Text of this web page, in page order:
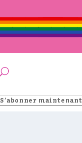
S’abonner maintenant